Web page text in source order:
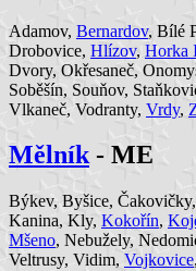
Adamov, Bernardov, Bílé
Drobovice, Hlízov, Horka
Dvory, Okřesaneč,
Soběšín, Souňov,
Vlkaneč, Vodranty, Vrdy,
Mělník- ME
Býkev, Byšice, Čakovičky,
Kanina, Kly, Kokořín,
Mšeno, Nebužely,
Veltrusy, Vidim, Vojkovice,